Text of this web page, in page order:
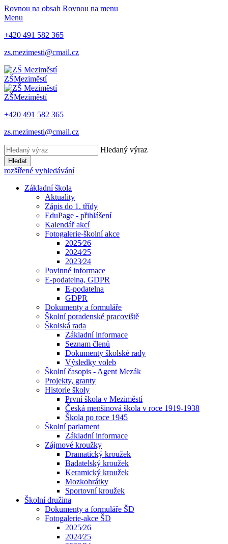
Rovnou na obsah Rovnou na menu
Menu
+420 491 582 365
zs.mezimesti@cmail.cz
ZŠMeziměstí
ZŠMeziměstí
+420 491 582 365
zs.mezimesti@cmail.cz
Hledaný výraz
Hledat
rozšířené vyhledávání
Základní škola
Aktuality
Zápis do 1. třídy
EduPage - přihlášení
Kalendář akcí
Fotogalerie-školní akce
2025⁄26
2024⁄25
2023⁄24
Povinné informace
E-podatelna, GDPR
E-podatelna
GDPR
Dokumenty a formuláře
Školní poradenské pracoviště
Školská rada
Základní informace
Seznam členů
Dokumenty školské rady
Výsledky voleb
Školní časopis - Agent Mezák
Projekty, granty
Historie školy
První škola v Meziměstí
Česká menšinová škola v roce 1919-1938
Škola po roce 1945
Školní parlament
Základní informace
Zájmové kroužky
Dramatický kroužek
Badatelský kroužek
Keramický kroužek
Mozkohrátky
Sportovní kroužek
Školní družina
Dokumenty a formuláře ŠD
Fotogalerie-akce ŠD
2025⁄26
2024⁄25